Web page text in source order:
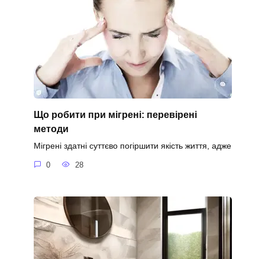
Що робити при мігрені: перевірені
методи
Мігрені здатні суттєво погіршити якість життя, адже
0 28